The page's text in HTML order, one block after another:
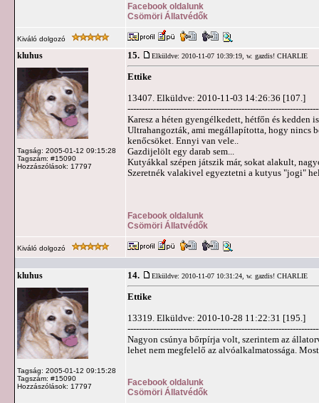
Facebook oldalunk
Csömöri Állatvédők
Kiváló dolgozó
kluhus
Tagság: 2005-01-12 09:15:28
Tagszám: #15090
Hozzászólások: 17797
15. Elküldve: 2010-11-07 10:39:19, w. gazdis! CHARLIE
Ettike
13407. Elküldve: 2010-11-03 14:26:36 [107.]
Karesz a héten gyengélkedett, hétfőn és kedden
Ultrahangozták, ami megállapította, hogy nincs
kenőcsöket. Ennyi van vele..
Gazdijelölt egy darab sem...
Kutyákkal szépen játszik már, sokat alakult,
Szeretnék valakivel egyeztetni a kutyus "jogi"
Facebook oldalunk
Csömöri Állatvédők
Kiváló dolgozó
kluhus
Tagság: 2005-01-12 09:15:28
Tagszám: #15090
Hozzászólások: 17797
14. Elküldve: 2010-11-07 10:31:24, w. gazdis! CHARLIE
Ettike
13319. Elküldve: 2010-10-28 11:22:31 [195.]
Nagyon csúnya bőrpírja volt, szerintem az
lehet nem megfelelő az alvóalkalmatossága.
Facebook oldalunk
Csömöri Állatvédők